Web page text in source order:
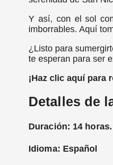
Y así, con el sol
imborrables. Aquí
¿Listo para
te esperan para ser
¡Haz clic aquí para
Detalles de
Duración: 14 horas.
Idioma: Español